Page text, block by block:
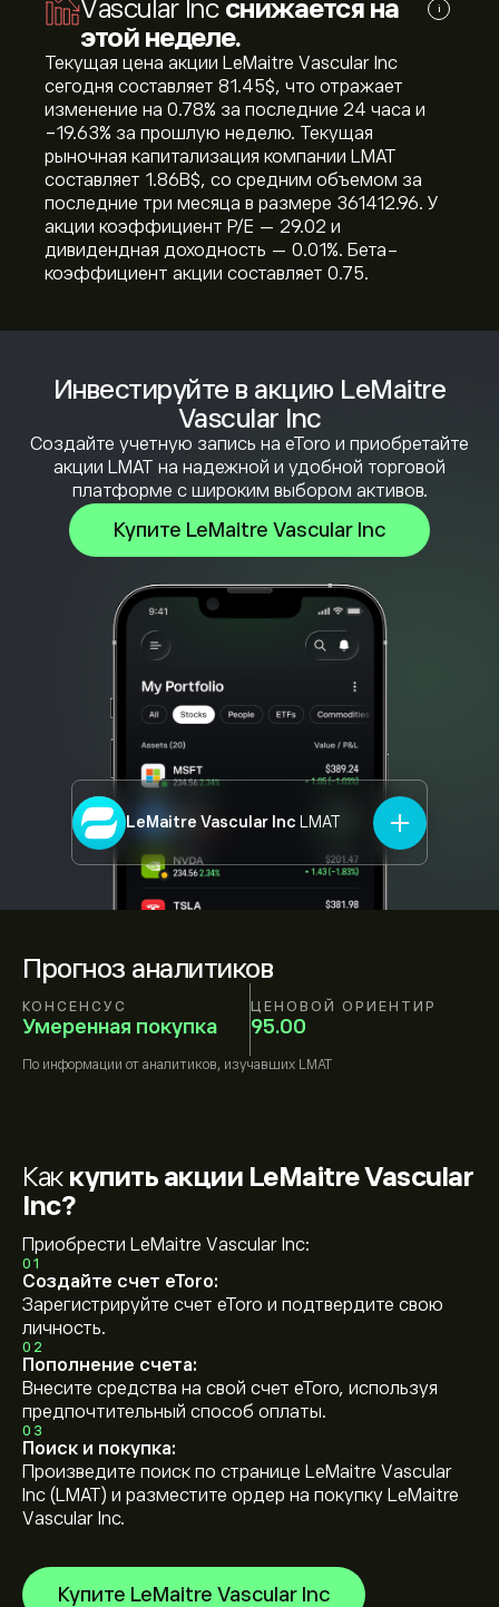
Прогноз аналитиков
КОНСЕНСУС
Умеренная покупка
ЦЕНОВОЙ ОРИЕНТИР
95.00
По информации от аналитиков, изучавших LMAT
Инвестируйте в акцию LeMaitre
Vascular Inc
Создайте учетную запись на eToro и приобретайте
акции LMAT на надежной и удобной торговой
платформе с широким выбором активов.
Купите LeMaitre Vascular Inc
LeMaitre Vascular Inc LMAT
Vascular Inc снижается на
этой неделе.
i
Текущая цена акции LeMaitre Vascular Inc
сегодня составляет 81.45‎$‎, что отражает
изменение на ‎0.78‎% за последние 24 часа и
‎-19.63‎% за прошлую неделю. Текущая
рыночная капитализация компании LMAT
составляет 1.86B‎$‎, со средним объемом за
последние три месяца в размере 361412.96. У
акции коэффициент P/E — 29.02 и
дивидендная доходность — 0.01%. Бета-
коэффициент акции составляет 0.75.
Как купить акции LeMaitre Vascular
Inc?
Приобрести LeMaitre Vascular Inc:
01
Создайте счет eToro:
Зарегистрируйте счет eToro и подтвердите свою
личность.
02
Пополнение счета:
Внесите средства на свой счет eToro, используя
предпочтительный способ оплаты.
03
Поиск и покупка:
Произведите поиск по странице LeMaitre Vascular
Inc (LMAT) и разместите ордер на покупку LeMaitre
Vascular Inc.
Купите LeMaitre Vascular Inc